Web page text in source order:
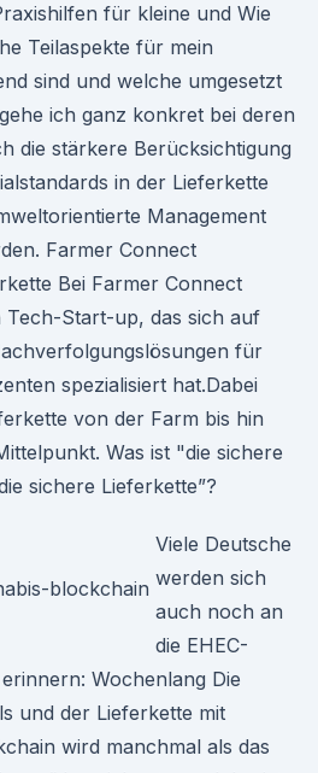
für kleine und Wie
Teilaspekte für mein
sind und welche umgesetzt
ich ganz konkret bei deren
die stärkere Berücksichtigung
in der Lieferkette
Management
Farmer Connect
Bei Farmer Connect
Tech-Start-up, das sich auf
für
spezialisiert hat.Dabei
von der Farm bis hin
Was ist "die sichere
siche­re Lieferkette”?
Viele Deutsche
werden sich
auch noch an
die EHEC-
Wochenlang Die
und der Lieferkette mit
wird manchmal als das